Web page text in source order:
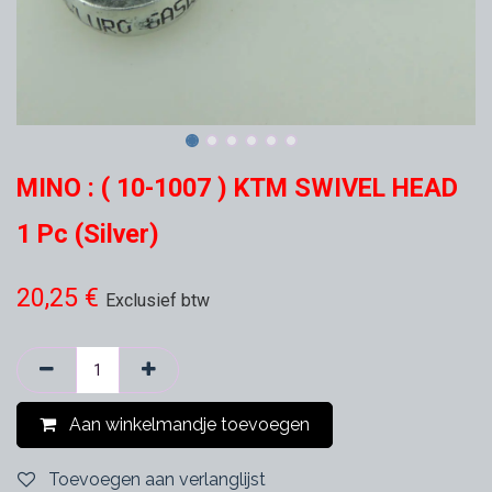
MINO : ( 10-1007 ) KTM SWIVEL HEAD
1 Pc (Silver)
20,25 € Exclusief btw
Aan winkelmandje toevoegen
Toevoegen aan verlanglijst